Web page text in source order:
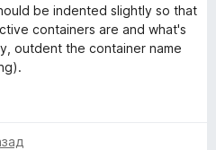
be indented slightly so that
containers are and what's
outdent the container name